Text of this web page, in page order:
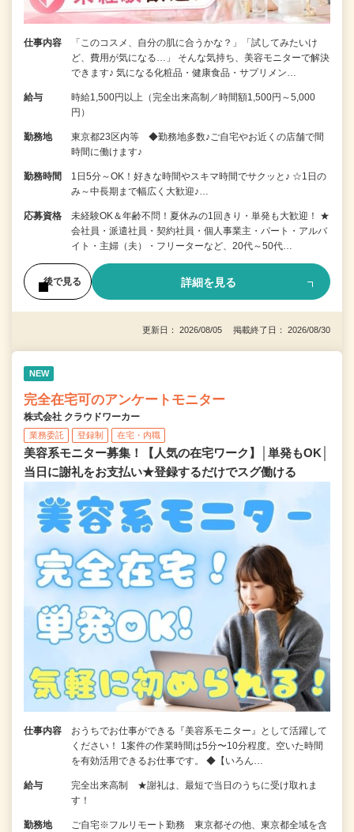
仕事内容
「このコスメ、自分の肌に合うかな？」「試してみたいけ
ど、費用が気になる…」 そんな気持ち、美容モニターで解決
できます♪ 気になる化粧品・健康食品・サプリメン…
給与
時給1,500円以上（完全出来高制／時間額1,500円～5,000
円）
勤務地
東京都23区内等 ◆勤務地多数♪ご自宅やお近くの店舗で間
時間に働けます♪
勤務時間
1日5分～OK！好きな時間やスキマ時間でサクッと♪ ☆1日の
み～中長期まで幅広く大歓迎♪…
応募資格
未経験OK＆年齢不問！夏休みの1回きり・単発も大歓迎！ ★
会社員・派遣社員・契約社員・個人事業主・パート・アルバ
イト・主婦（夫）・フリーターなど、20代～50代…
後で見る 詳細を見る
更新日： 2026/08/05 掲載終了日： 2026/08/30
NEW
完全在宅可のアンケートモニター
株式会社 クラウドワーカー
業務委託 登録制 在宅・内職
美容系モニター募集！【人気の在宅ワーク】│単発もOK│
当日に謝礼をお支払い★登録するだけでスグ働ける
仕事内容
おうちでお仕事ができる『美容系モニター』として活躍して
ください！ 1案件の作業時間は5分〜10分程度。空いた時間
を有効活用できるお仕事です。 ◆【いろん…
給与
完全出来高制 ★謝礼は、最短で当日のうちに受け取れま
す！
勤務地 ご自宅※フルリモート勤務 東京都その他、東京都全域を含